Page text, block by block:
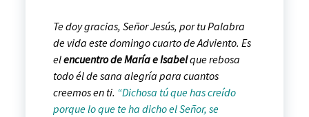
Te doy gracias, Señor Jesús, por tu Palabra
de vida este domingo cuarto de Adviento. Es
elencuentro de María e Isabelque rebosa
todo él de sana alegría para cuantos
creemos en ti. “Dichosa tú que has creído
porque lo que te ha dicho el Señor, se